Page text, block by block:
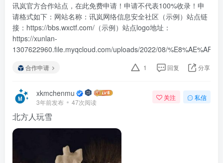
讯岚官方合作站点，在此免费申请！申请不代表100%收录！申
请格式如下：网站名称：讯岚网络信息安全社区（示例）站点链
接：https://bbs.wxctf.com/（示例）站点logo地址：
https://xunlan-
1307622960.file.myqcloud.com/uploads/2022/08/
合作申请 1 回复 分享
xkmchenmu
3年前发布 47次阅读
关注 私信
北方人玩雪